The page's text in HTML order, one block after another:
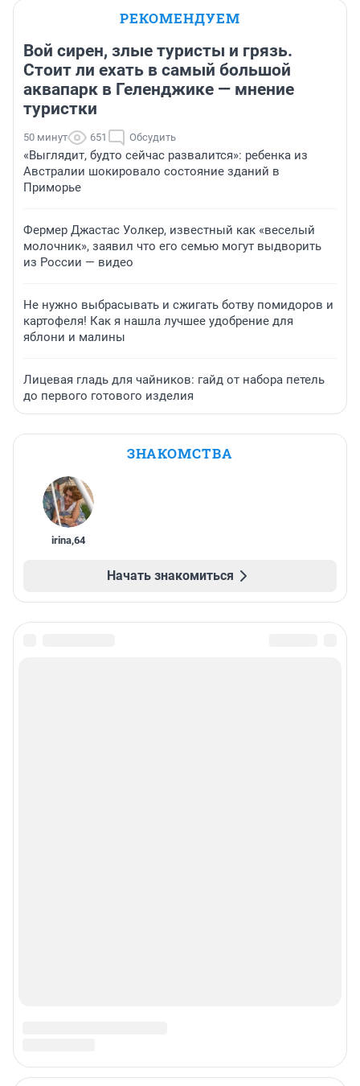
РЕКОМЕНДУЕМ
Вой сирен, злые туристы и грязь.
Стоит ли ехать в самый большой
аквапарк в Геленджике — мнение
туристки
50 минут 651 Обсудить
«Выглядит, будто сейчас развалится»: ребенка из
Австралии шокировало состояние зданий в
Приморье
Фермер Джастас Уолкер, известный как «веселый
молочник», заявил что его семью могут выдворить
из России — видео
Не нужно выбрасывать и сжигать ботву помидоров и
картофеля! Как я нашла лучшее удобрение для
яблони и малины
Лицевая гладь для чайников: гайд от набора петель
до первого готового изделия
ЗНАКОМСТВА
irina,64
Начать знакомиться